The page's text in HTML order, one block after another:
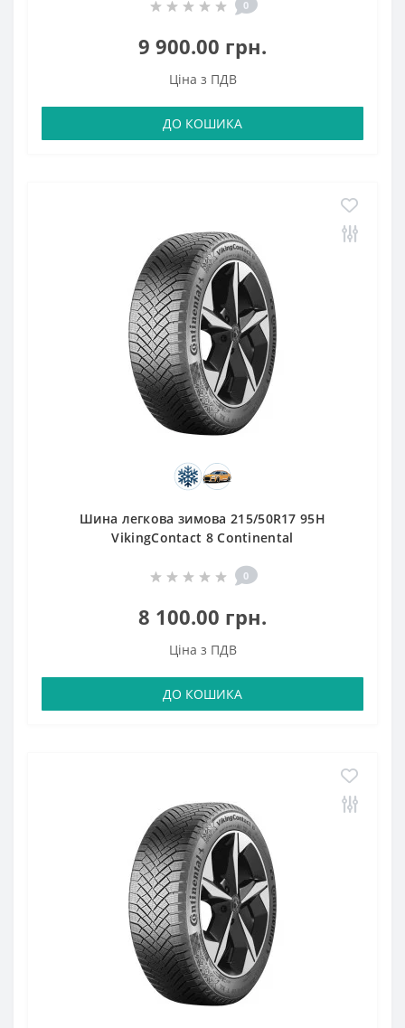
0
9 900.00 грн.
Ціна з ПДВ
ДО КОШИКА
Шина легкова зимова 215/50R17 95H
VikingContact 8 Continental
0
8 100.00 грн.
Ціна з ПДВ
ДО КОШИКА